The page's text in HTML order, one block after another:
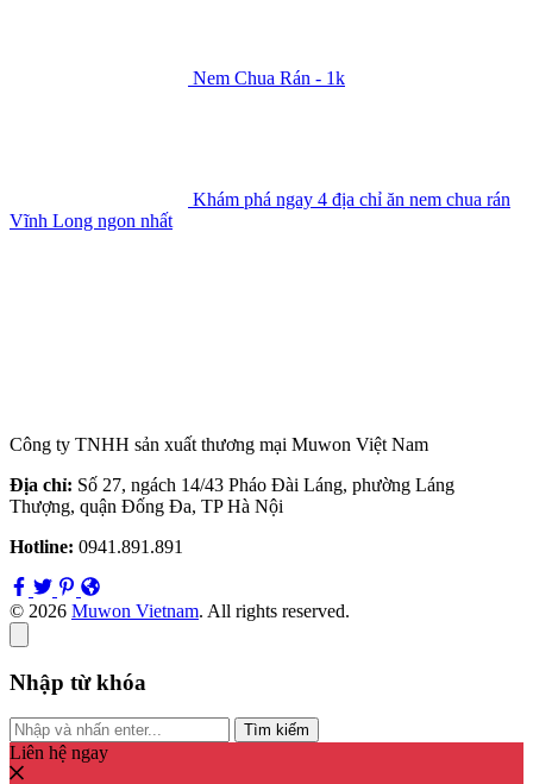
Nem Chua Rán - 1k
Khám phá ngay 4 địa chỉ ăn nem chua rán
Vĩnh Long ngon nhất
Công ty TNHH sản xuất thương mại Muwon Việt Nam
Địa chỉ: Số 27, ngách 14/43 Pháo Đài Láng, phường Láng
Thượng, quận Đống Đa, TP Hà Nội
Hotline: 0941.891.891
© 2026 Muwon Vietnam. All rights reserved.
Nhập từ khóa
Tìm kiếm
Liên hệ ngay